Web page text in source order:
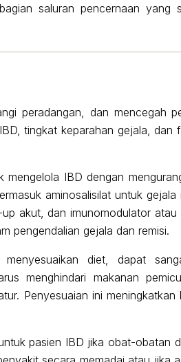
saluran pencernaan yang
peradangan, dan mencegah
tingkat keparahan gejala, dan
IBD dengan
aminosalisilat untuk gejala
akut, dan imunomodulator atau
pengendalian gejala dan remisi.
diet, dapat
menghindari makanan
Penyesuaian ini meningkatkan
pasien IBD jika obat-obatan